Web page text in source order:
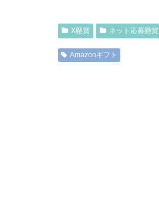
X懸賞 ネット応募懸賞
Amazonギフト